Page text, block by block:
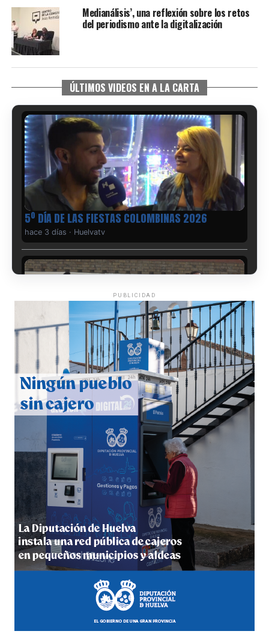
Medianálisis’, una reflexión sobre los retos
del periodismo ante la digitalización
ÚLTIMOS VIDEOS EN A LA CARTA
5º DÍA DE LAS FIESTAS COLOMBINAS 2026
hace 3 días · Huelvatv
CUARTA CORRIDA DE LAS FIESTAS COLOMBINAS
2026
hace 4 días·Huelvatv
4º DÍA DE LAS FIESTAS COLOMBINAS 2026
hace 4 días·Huelvatv
PUBLICIDAD